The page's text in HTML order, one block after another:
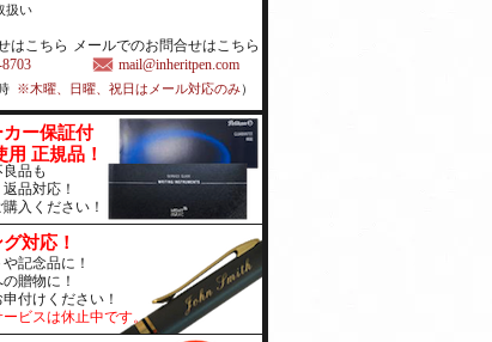
扱い
はこちら メールでのお問合せはこちら
mail@inheritpen.com
※木曜、日曜、祝日はメール対応のみ）
ー保証付
用 正規品！
品も
品対応！
入ください！
対応！
記念品に！
贈物に！
付けください！
ビスは休止中です。